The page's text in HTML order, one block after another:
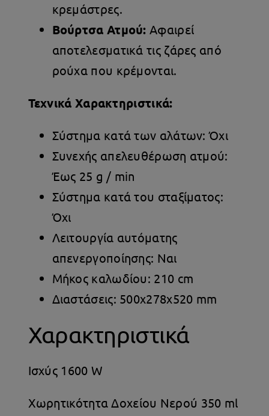
κρεμάστρες.
Βούρτσα Ατμού: Αφαιρεί
αποτελεσματικά τις ζάρες από
ρούχα που κρέμονται.
Τεχνικά Χαρακτηριστικά:
Σύστημα κατά των αλάτων: Όχι
Συνεχής απελευθέρωση ατμού:
Έως 25 g / min
Σύστημα κατά του σταξίματος:
Όχι
Λειτουργία αυτόματης
απενεργοποίησης: Ναι
Μήκος καλωδίου: 210 cm
Διαστάσεις: 500x278x520 mm
Χαρακτηριστικά
Ισχύς 1600 W
Χωρητικότητα Δοχείου Νερού 350 ml